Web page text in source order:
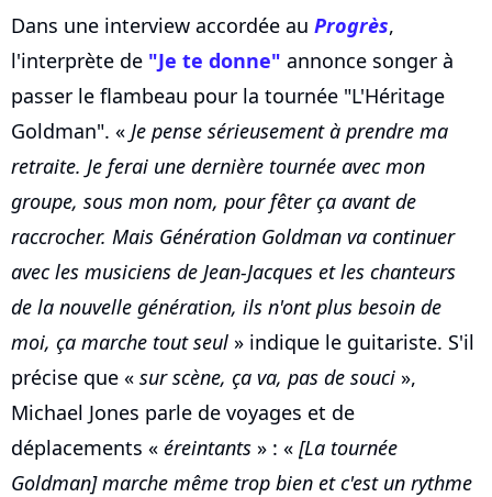
Dans une interview accordée au Progrès,
l'interprète de "Je te donne" annonce songer à
passer le flambeau pour la tournée "L'Héritage
Goldman". « Je pense sérieusement à prendre ma
retraite. Je ferai une dernière tournée avec mon
groupe, sous mon nom, pour fêter ça avant de
raccrocher. Mais Génération Goldman va continuer
avec les musiciens de Jean-Jacques et les chanteurs
de la nouvelle génération, ils n'ont plus besoin de
moi, ça marche tout seul » indique le guitariste. S'il
précise que « sur scène, ça va, pas de souci »,
Michael Jones parle de voyages et de
déplacements « éreintants » : « [La tournée
Goldman] marche même trop bien et c'est un rythme